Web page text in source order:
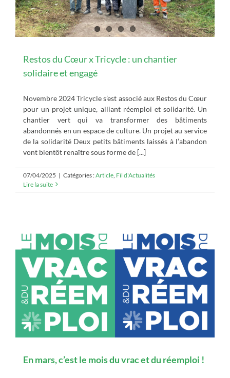
Restos du Cœur x Tricycle : un chantier
solidaire et engagé
Novembre 2024 Tricycle s’est associé aux Restos du Cœur
pour un projet unique, alliant réemploi et solidarité. Un
chantier vert qui va transformer des bâtiments
abandonnés en un espace de culture. Un projet au service
de la solidarité Deux petits bâtiments laissés à l’abandon
vont bientôt renaître sous forme de [...]
07/04/2025 | Catégories :Article Fil d'Actualités
Lire la suite
En mars, c’est le mois du vrac et du réemploi !